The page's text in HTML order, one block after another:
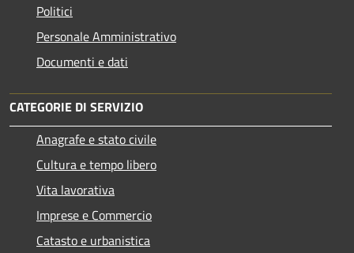
Politici
Personale Amministrativo
Documenti e dati
CATEGORIE DI SERVIZIO
Anagrafe e stato civile
Cultura e tempo libero
Vita lavorativa
Imprese e Commercio
Catasto e urbanistica